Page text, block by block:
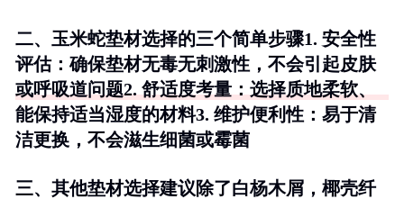
二、玉米蛇垫材选择的三个简单步骤1. 安全性
评估：确保垫材无毒无刺激性，不会引起皮肤
或呼吸道问题2. 舒适度考量 ：选择质地柔软、
能保持适当湿度的材料3. 维护便利性 ：易于清
洁更换，不会滋生细菌或霉菌
三、其他垫材选择建议除了白杨木屑，椰壳纤